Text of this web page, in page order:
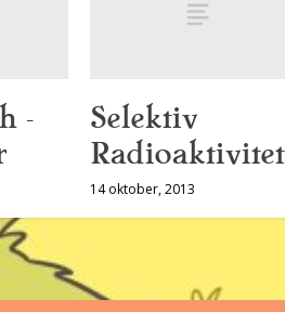
–
Selektiv
Radioaktivitet
14 oktober, 2013